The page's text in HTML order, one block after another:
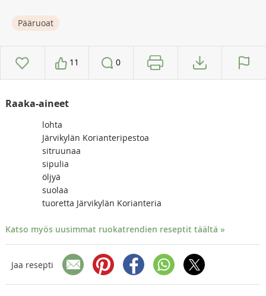
Pääruoat
11 0
Raaka-aineet
lohta
Järvikylän Korianteripestoa
sitruunaa
sipulia
öljyä
suolaa
tuoretta Järvikylän Korianteria
Katso myös uusimmat ruokatrendien reseptit täältä »
Jaa resepti